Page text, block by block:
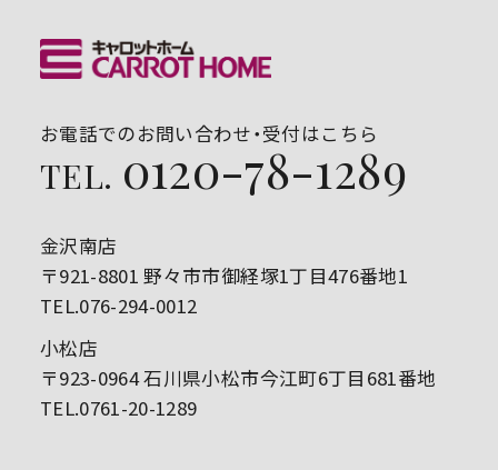
お電話でのお問い合わせ・受付はこちら
TEL. 0120-78-1289
金沢南店
〒921-8801 野々市市御経塚1丁目476番地1
TEL.076-294-0012
小松店
〒923-0964 石川県小松市今江町6丁目681番地
TEL.0761-20-1289